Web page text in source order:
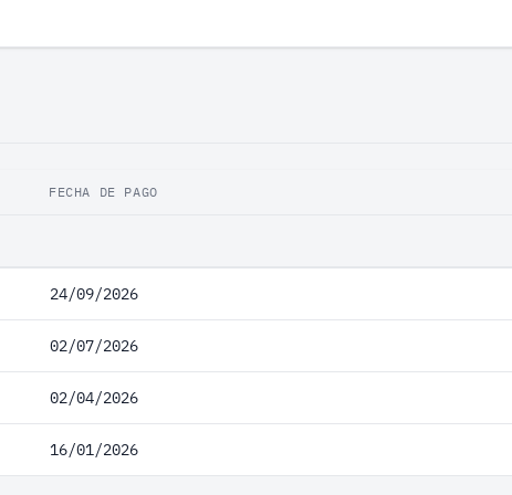
FECHA DE PAGO
24/09/2026
02/07/2026
02/04/2026
16/01/2026